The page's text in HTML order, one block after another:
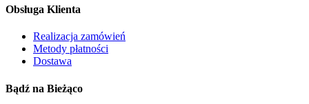
Obsługa Klienta
Realizacja zamówień
Metody płatności
Dostawa
Bądź na Bieżąco